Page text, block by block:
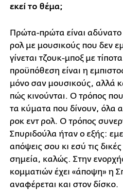
εκεί το θέμα;
Πρώτα-πρώτα είναι αδύνατο
ρολ με μουσικούς που δεν
γίνεται τζουκ-μποξ με
προϋπόθεση είναι η
μόνο σαν μουσικούς, αλλά
πώς κινούνται. Ο τρόπος
τα κύματα που δίνουν, όλα
ροκ εντ ρολ. Ο τρόπος
Σπυριδούλα ήταν ο εξής:
απόψεις σου κι εσύ τις
σημεία, καλώς. Στην
κομματιών έχει «άποψη» η
αναφέρεται και στον δίσκο.